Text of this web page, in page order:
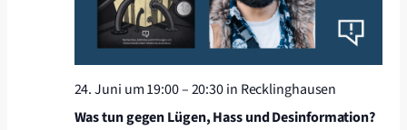
24. Juni um 19:00–20:30in Recklinghausen
Was tun gegen Lügen, Hass und Desinformation?